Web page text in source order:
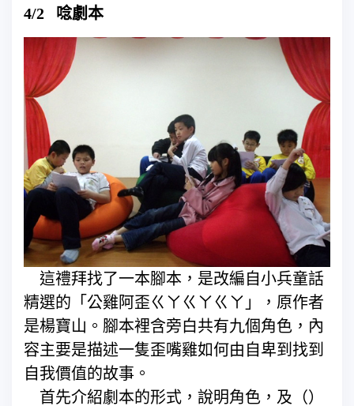
4/2 唸劇本
這禮拜找了一本腳本，是改編自小兵童話
精選的「公雞阿歪ㄍㄚㄍㄚㄍㄚ」，原作者
是楊寶山。腳本裡含旁白共有九個角色，內
容主要是描述一隻歪嘴雞如何由自卑到找到
自我價值的故事。
首先介紹劇本的形式，說明角色，及（）